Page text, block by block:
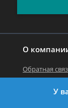
О
Обратная
©2019-2026
У